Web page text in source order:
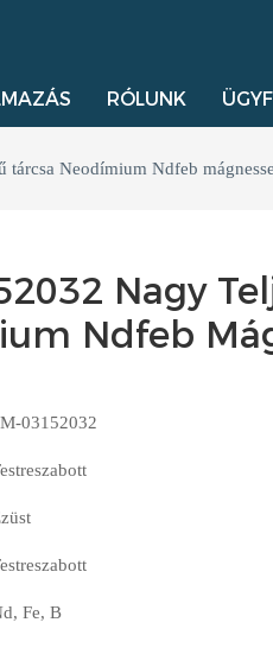
RÓLUNK
tárcsa Neodímium Ndfeb
Nagy
Ndfeb
03152032
Fe, B